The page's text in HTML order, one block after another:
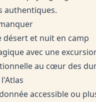
authentiques.
désert et nuit en camp
avec une
au cœur des
accessible ou